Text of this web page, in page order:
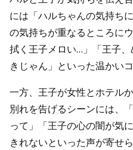
には「ハルちゃんの気持ち
の気持ちが重なるところに
拭く王子メロい…」「王子
きじゃん」といった温かい
一方、王子が女性とホテル
別れを告げるシーンには、
って」「王子の心の闇が気
きれないといった声が寄せら